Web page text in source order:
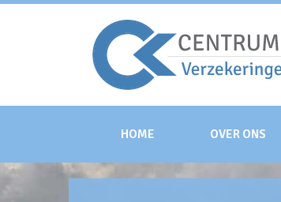
HOME OVER ONS